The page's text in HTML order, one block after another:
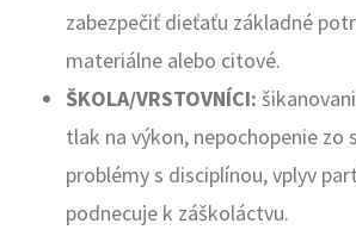
zabezpečiť dieťaťu základné
materiálne alebo citové.
ŠKOLA/VRSTOVNÍCI:
tlak na výkon, nepochopenie zo
problémy s disciplínou, vplyv
podnecuje k záškoláctvu.